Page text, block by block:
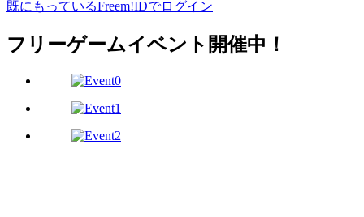
既にもっているFreem!IDでログイン
フリーゲームイベント開催中！